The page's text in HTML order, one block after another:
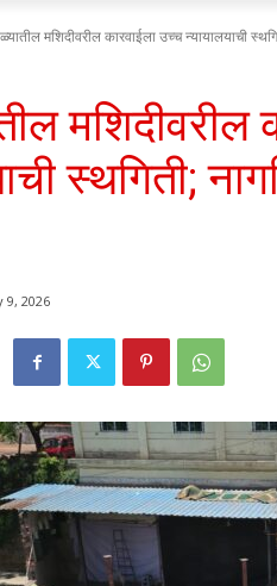
मशिदीवरील कारवाईला उच्च न्यायालयाची
मशिदीवरील
स्थगिती;
9, 2026